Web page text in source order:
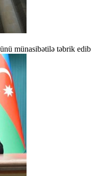
münasibətilə təbrik edib